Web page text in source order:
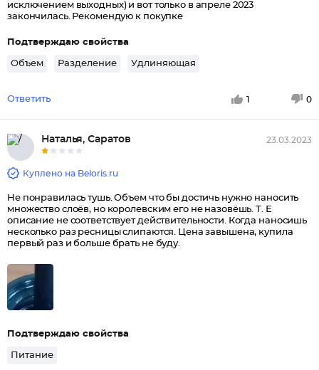
исключением выходных) и вот только в апреле 2023
закончилась. Рекомендую к покупке
Подтверждаю свойства
Объем Разделение Удлиняющая
Ответить 1 0
Наталья, Саратов 23.03.2023
Куплено на Beloris.ru
Не понравилась тушь. Объем что бы достичь нужно наносить
множество слоёв, но королевским его не назовёшь. Т. Е
описание не соответствует действительности. Когда наносишь
несколько раз ресницы слипаются. Цена завышена, купила
первый раз и больше брать не буду.
Подтверждаю свойства
Питание